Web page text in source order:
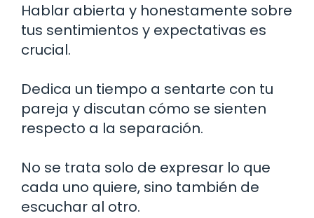
Hablar abierta y honestamente sobre
tus sentimientos y expectativas es
crucial.
Dedica un tiempo a sentarte con tu
pareja y discutan cómo se sienten
respecto a la separación.
No se trata solo de expresar lo que
cada uno quiere, sino también de
escuchar al otro.